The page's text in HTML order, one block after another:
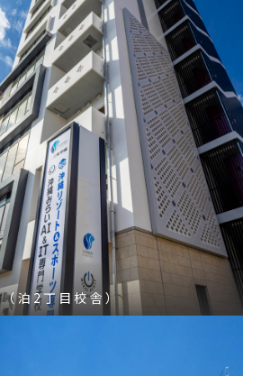
泊2丁目校舎）